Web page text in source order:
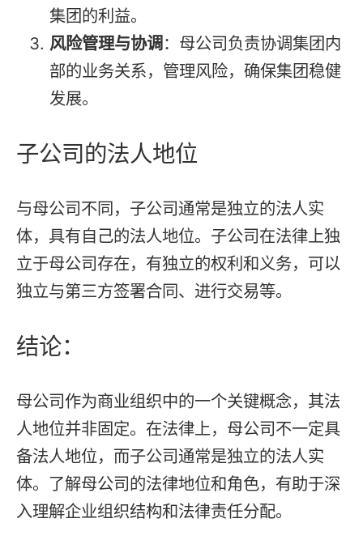
集团的利益。
风险管理与协调 ：母公司负责协调集团内
部的业务关系，管理风险，确保集团稳健
发展。
子公司的法人地位
与母公司不同，子公司通常是独立的法人实
体，具有自己的法人地位。子公司在法律上独
立于母公司存在，有独立的权利和义务，可以
独立与第三方签署合同、进行交易等。
结论：
母公司作为商业组织中的一个关键概念，其法
人地位并非固定。在法律上，母公司不一定具
备法人地位，而子公司通常是独立的法人实
体。了解母公司的法律地位和角色，有助于深
入理解企业组织结构和法律责任分配。